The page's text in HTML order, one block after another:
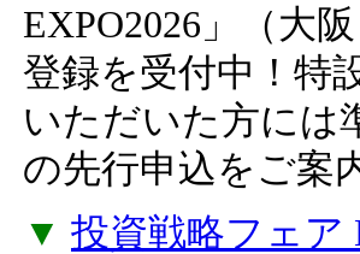
ト「投資戦略フェ
EXPO2026」（大
登録を受付中！特
いただいた方には
の先行申込をご案